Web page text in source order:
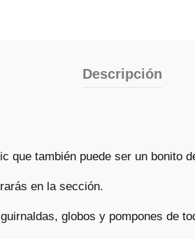
Descripción
también puede ser un bonito
en la sección.
globos y pompones de